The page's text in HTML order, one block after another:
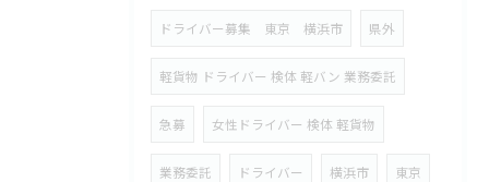
ドライバー募集 東京 横浜市 県外
軽貨物 ドライバー 検体 軽バン 業務委託
急募 女性ドライバー 検体 軽貨物
業務委託 ドライバー 横浜市 東京